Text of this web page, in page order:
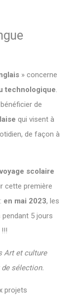
» concerne
technologique.
de
qui visent à
de façon à
voyage scolaire
cette première
en mai 2023, les
5 jours
Art et culture
sélection.
projets